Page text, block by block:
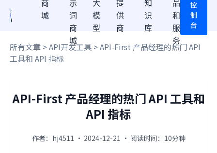
商
城
示
词
商
城
大
模
型
提
供
商
知
识
库
品
和
服
务
控
制
台
所有文章 >API开发工具 > API-First 产品经理的热门 API
工具和 API 指标
API-First 产品经理的热门 API 工具和
API 指标
作者：hj4511 · 2024-12-21 · 阅读时间：10分钟